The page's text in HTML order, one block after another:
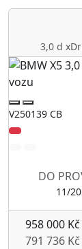
3,0 d
V250139 CB
DO
11/
958 000 Kč
791 736